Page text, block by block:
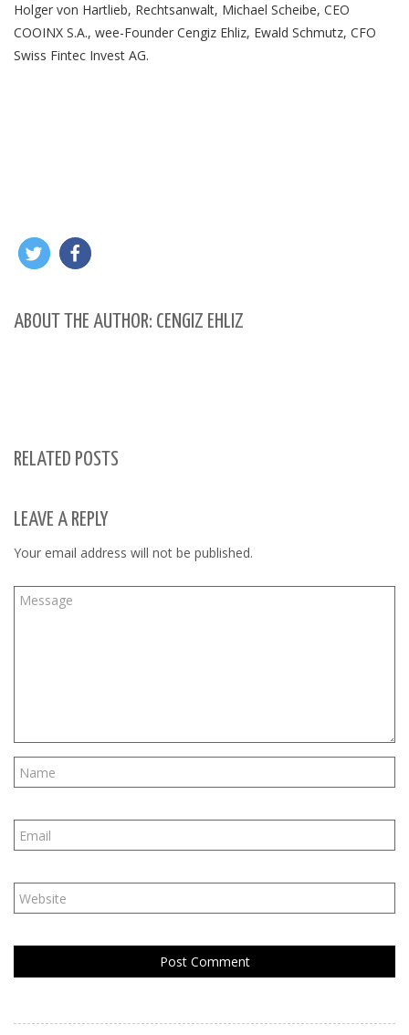
Holger von Hartlieb, Rechtsanwalt, Michael Scheibe, CEO
COOINX S.A., wee-Founder Cengiz Ehliz, Ewald Schmutz, CFO
Swiss Fintec Invest AG.
ABOUT THE AUTHOR: CENGIZ EHLIZ
RELATED POSTS
LEAVE A REPLY
Your email address will not be published.